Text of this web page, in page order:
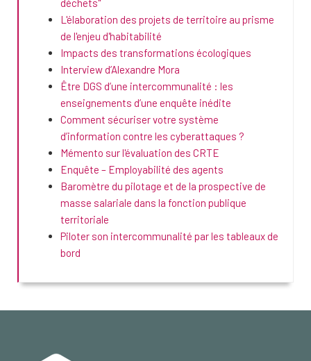
déchets"
L'élaboration des projets de territoire au prisme
de l'enjeu d'habitabilité
Impacts des transformations écologiques
Interview d’Alexandre Mora
Être DGS d’une intercommunalité : les
enseignements d’une enquête inédite
Comment sécuriser votre système
d’information contre les cyberattaques ?
Mémento sur l'évaluation des CRTE
Enquête – Employabilité des agents
Baromètre du pilotage et de la prospective de
masse salariale dans la fonction publique
territoriale
Piloter son intercommunalité par les tableaux de
bord